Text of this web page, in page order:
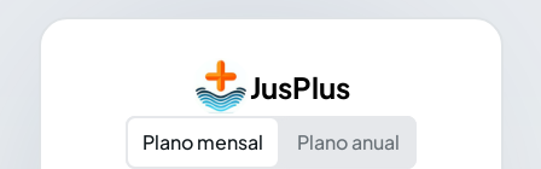
JusPlus
Plano mensal
Plano anual